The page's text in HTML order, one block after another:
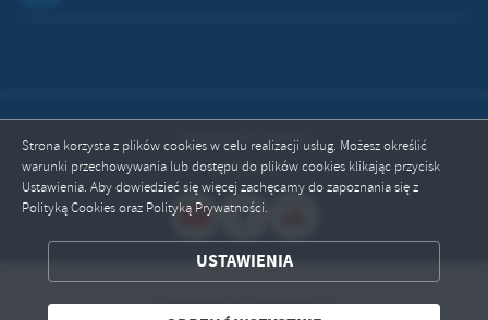
Strona korzysta z plików cookies w celu realizacji usług. Możesz określić
warunki przechowywania lub dostępu do plików cookies klikając przycisk
Ustawienia. Aby dowiedzieć się więcej zachęcamy do zapoznania się z
Polityką Cookies oraz Polityką Prywatności.
USTAWIENIA
ZAPISZ WYBRANE
ODRZUĆ WSZYSTKIE
Odwiedzin: 664565
Online: 2
Copyright by przywidz.pl